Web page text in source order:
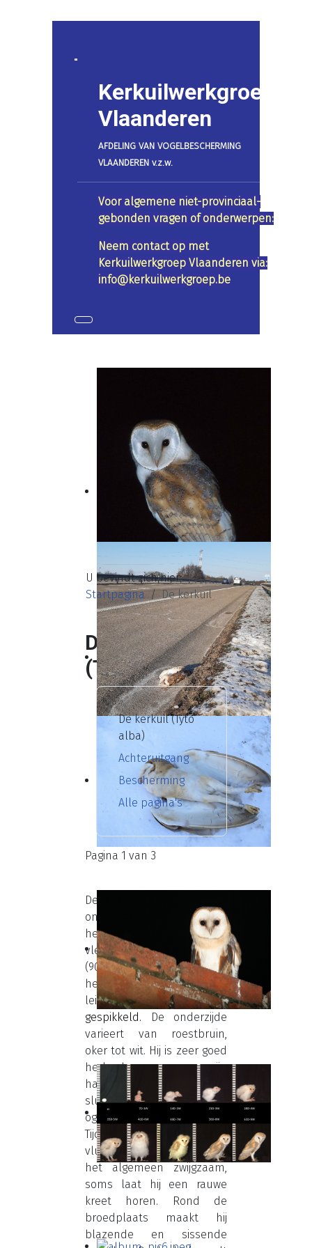
Kerkuilwerkgroep
Vlaanderen
AFDELING VAN VOGELBESCHERMING
VLAANDEREN v.z.w.
Voor algemene niet-provinciaal-
gebonden vragen of onderwerpen:
Neem contact op met
Kerkuilwerkgroep Vlaanderen via:
info@kerkuilwerkgroep.be
U bevindt zich hier:
Startpagina
De kerkuil
De kerkuil
(Tyto alba)
De kerkuil (Tyto
alba)
Achteruitgang
Bescherming
Alle pagina's
Pagina 1 van 3
De kerkuil (Tyto alba) is
ongeveer 34 cm groot en
heeft een
vleugelspanwijdte van 95
(90-98) cm. De bovenzijde
heeft een goudbruine tot
leigrijze grondkleur en is
gespikkeld. De onderzijde
varieert van roestbruin,
oker tot wit. Hij is zeer goed
herkenbaar aan zijn
hartvormig wit gezicht (de
sluier), met de donkere
ogen pal naar voor gericht.
Tijdens de nachtelijke
vluchten is de kerkuil over
het algemeen zwijgzaam,
soms laat hij een rauwe
kreet horen. Rond de
broedplaats maakt hij
blazende en sissende